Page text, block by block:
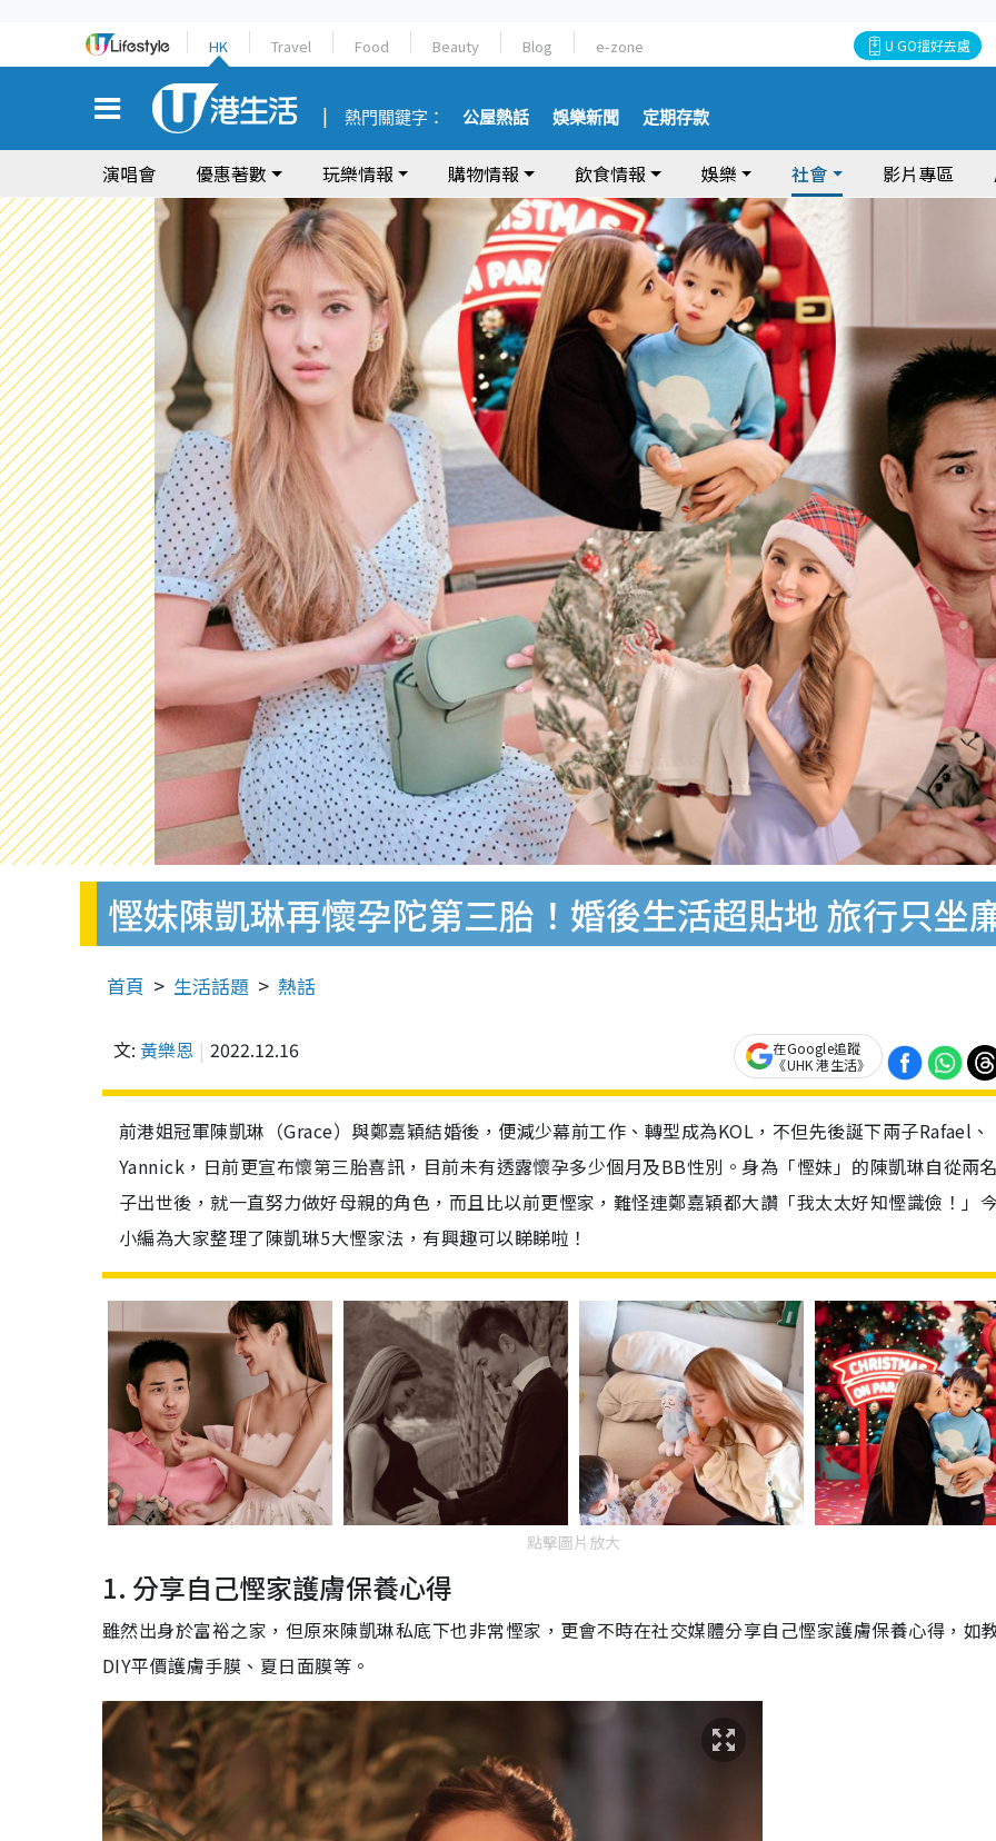
HK Travel Food Beauty Blog e-zone U GO搵好去處
熱門關鍵字： 公屋熱話 娛樂新聞 定期存款
演唱會 優惠著數 玩樂情報 購物情報 飲食情報 娛樂 社會 影片專區
慳妹陳凱琳再懷孕陀第三胎！婚後生活超貼地 旅行只坐
首頁 生活話題 熱話
文: 黃樂恩 2022.12.16
在Google追蹤
《UHK 港生活》
前港姐冠軍陳凱琳（Grace）與鄭嘉穎結婚後，便減少幕前工作、轉型成為KOL，不但先後誕下兩子Rafael、
Yannick，日前更宣布懷第三胎喜訊，目前未有透露懷孕多少個月及BB性別。身為「慳妹」的陳凱琳自從兩
子出世後，就一直努力做好母親的角色，而且比以前更慳家，難怪連鄭嘉穎都大讚「我太太好知慳識儉！」
小編為大家整理了陳凱琳5大慳家法，有興趣可以睇睇啦！
點擊圖片放大
1. 分享自己慳家護膚保養心得
雖然出身於富裕之家，但原來陳凱琳私底下也非常慳家，更會不時在社交媒體分享自己慳家護膚保養心得，如
DIY平價護膚手膜、夏日面膜等。